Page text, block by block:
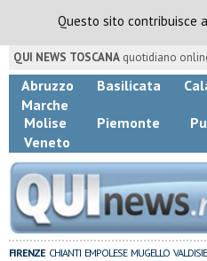
Questo sito contribuisce
QUI NEWS TOSCANA quotidiano
Abruzzo Basilicata
Marche
Molise
Piemonte
Veneto
FIRENZE CHIANTI EMPOLESE MUGELLO